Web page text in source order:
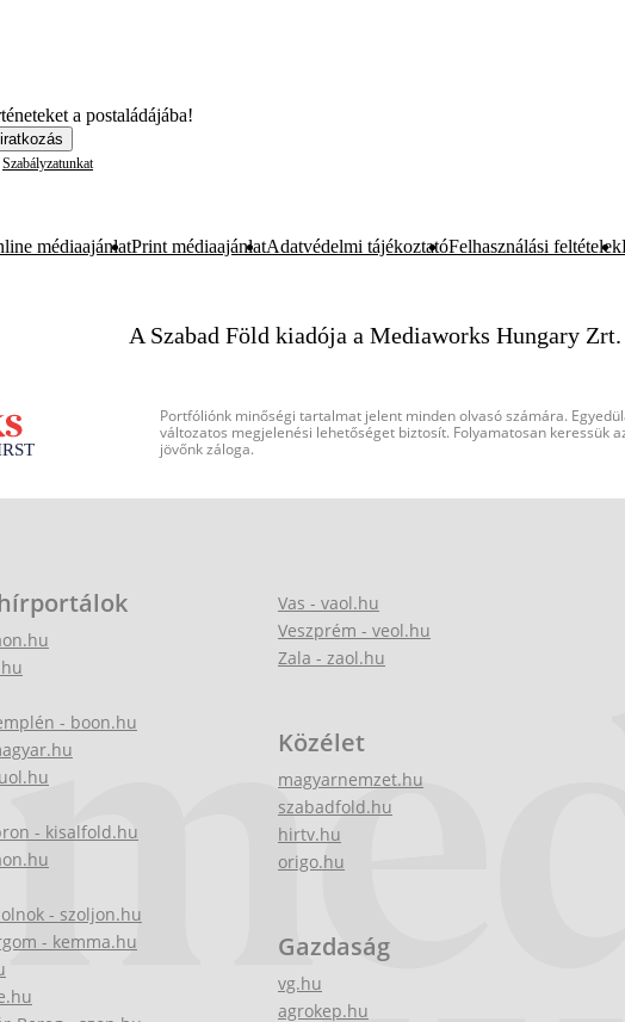
a postaládájába!
Szabályzatunkat
médiaajánlatPrint médiaajánlatAdatvédelmi tájékoztatóFelhasználási feltételek
A Szabad Föld kiadója a Mediaworks Hungary
Portfóliónk minőségi tartalmat jelent minden olvasó számára.
változatos megjelenési lehetőséget biztosít. Folyamatosan keressük
jövőnk záloga.
- boon.hu
- kisalfold.hu
- szoljon.hu
- kemma.hu
Vas - vaol.hu
Veszprém - veol.hu
Zala - zaol.hu
Közélet
magyarnemzet.hu
szabadfold.hu
hirtv.hu
origo.hu
Gazdaság
vg.hu
agrokep.hu